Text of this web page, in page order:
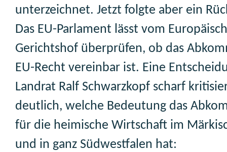
unterzeichnet. Jetzt folgte aber ein
Das EU-Parlament lässt vom
Gerichtshof überprüfen, ob das
EU-Recht vereinbar ist. Eine
Landrat Ralf Schwarzkopf scharf
deutlich, welche Bedeutung das
für die heimische Wirtschaft im
und in ganz Südwestfalen hat: